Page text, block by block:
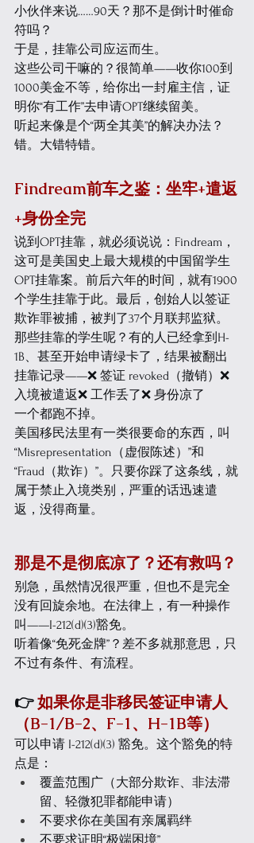
小伙伴来说……90天？那不是倒计时催命
符吗？
于是，挂靠公司应运而生。
这些公司干嘛的？很简单——收你100到
1000美金不等，给你出一封雇主信，证
明你“有工作”去申请OPT继续留美。
听起来像是个“两全其美”的解决办法？
错。大错特错。
Findream前车之鉴：坐牢+遣返
+身份全完
说到OPT挂靠，就必须说说：Findream，
这可是美国史上最大规模的中国留学生
OPT挂靠案。 前后六年的时间，就有1900
个学生挂靠于此。 最后，创始人以签证
欺诈罪被捕，被判了37个月联邦监狱。
那些挂靠的学生呢？有的人已经拿到H-
1B、甚至开始申请绿卡了，结果被翻出
挂靠记录——❌ 签证 revoked（撤销）❌
入境被遣返❌ 工作丢了❌ 身份凉了
一个都跑不掉。
美国移民法里有一类很要命的东西，叫
“Misrepresentation（虚假陈述）”和
“Fraud（欺诈）”。只要你踩了这条线，就
属于禁止入境类别，严重的话迅速遣
返，没得商量。
那是不是彻底凉了？还有救吗？
别急，虽然情况很严重，但也不是完全
没有回旋余地。在法律上，有一种操作
叫——I-212(d)(3)豁免。
听着像“免死金牌”？差不多就那意思，只
不过有条件、有流程。
👉 如果你是非移民签证申请人
（B-1/B-2、F-1、H-1B等）
可以申请 I-212(d)(3) 豁免。这个豁免的特
点是：
覆盖范围广（大部分欺诈、非法滞
留、轻微犯罪都能申请）
不要求你在美国有亲属羁绊
不要求证明“极端困境”